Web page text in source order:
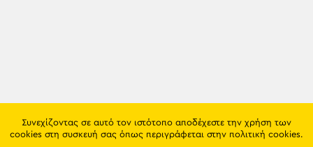
Συνεχίζοντας σε αυτό τον ιστότοπο αποδέχεστε την χρήση των
cookies στη συσκευή σας όπως περιγράφεται στην πολιτική cookies.